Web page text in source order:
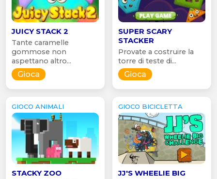
JUICY STACK 2
Tante caramelle
gommose non
aspettano altro...
Gioca
SUPER SCARY
STACKER
Provate a costruire la
torre di teste di...
Gioca
GIOCO ANIMALI
STACKY ZOO
GIOCO BICICLETTA
JJ'S WHEELIE BIG